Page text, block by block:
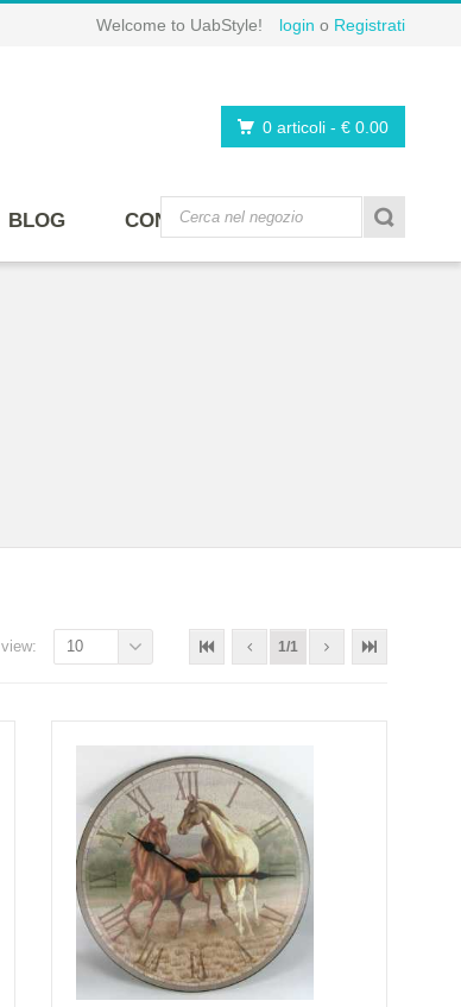
Welcome to UabStyle! login o Registrati
0 articoli - € 0.00
BLOG CONTATTI
1/1
view: 10